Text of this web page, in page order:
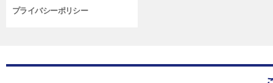
プライバシーポリシー